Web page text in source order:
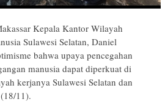
Kepala Kantor Wilayah
Sulawesi Selatan, Daniel
bahwa upaya pencegahan
manusia dapat diperkuat di
kerjanya Sulawesi Selatan dan
11).